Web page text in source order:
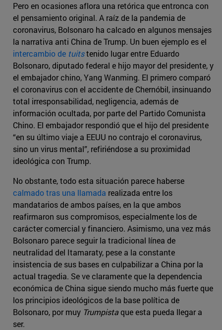
Pero en ocasiones aflora una retórica que entronca con
el pensamiento original. A raíz de la pandemia de
coronavirus, Bolsonaro ha calcado en algunos mensajes
la narrativa anti China de Trump. Un buen ejemplo es el
intercambio de tuitstenido lugar entre Eduardo
Bolsonaro, diputado federal e hijo mayor del presidente, y
el embajador chino, Yang Wanming. El primero comparó
el coronavirus con el accidente de Chernóbil, insinuando
total irresponsabilidad, negligencia, además de
información ocultada, por parte del Partido Comunista
Chino. El embajador respondió que el hijo del presidente
“en su último viaje a EEUU no contrajo el coronavirus,
sino un virus mental”, refiriéndose a su proximidad
ideológica con Trump.
No obstante, todo esta situación parece haberse
calmado tras una llamada realizada entre los
mandatarios de ambos países, en la que ambos
reafirmaron sus compromisos, especialmente los de
carácter comercial y financiero. Asimismo, una vez más
Bolsonaro parece seguir la tradicional línea de
neutralidad del Itamaraty, pese a la constante
insistencia de sus bases en culpabilizar a China por la
actual tragedia. Se ve claramente que la dependencia
económica de China sigue siendo mucho más fuerte que
los principios ideológicos de la base política de
Bolsonaro, por muy Trumpistaque esta pueda llegar a
ser.